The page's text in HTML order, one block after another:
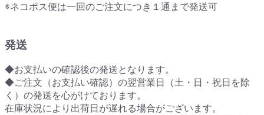
※ネコポス便は一回のご注文につき１通まで発送可
発送
◆お支払いの確認後の発送となります。
◆ご注文（お支払い確認）の翌営業日（土・日・祝日を除
く）の発送を心がけております。
在庫状況により出荷日が遅れる場合がございます。